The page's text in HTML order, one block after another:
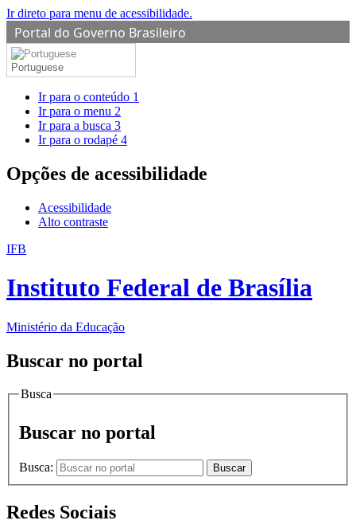
Ir direto para menu de acessibilidade.
Portal do Governo Brasileiro
Portuguese
Ir para o conteúdo 1
Ir para o menu 2
Ir para a busca 3
Ir para o rodapé 4
Opções de acessibilidade
Acessibilidade
Alto contraste
IFB
Instituto Federal de Brasília
Ministério da Educação
Buscar no portal
Busca
Buscar no portal
Busca: Buscar
Redes Sociais